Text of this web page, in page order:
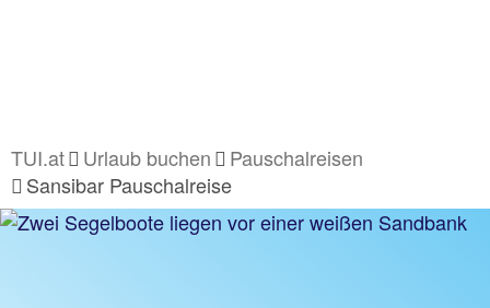
TUI.at Urlaub buchen
Pauschalreisen
Sansibar Pauschalreise